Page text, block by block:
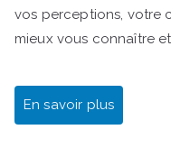
vos perceptions, votre
mieux vous connaître
En savoir plus